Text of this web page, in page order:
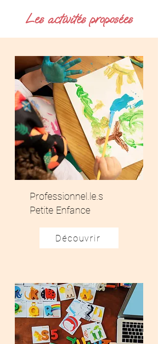
Les activités proposées
Professionnel.le.s
Petite Enfance
Découvrir